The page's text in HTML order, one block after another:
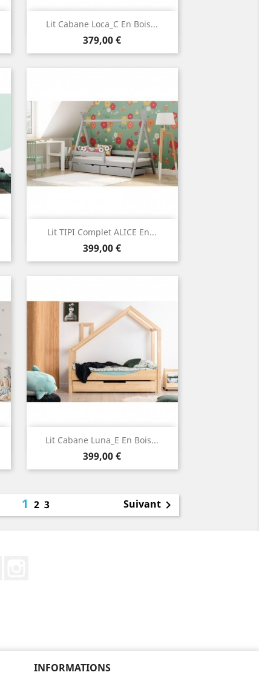
Lit Cabane Loca_C En Bois...
Prix
379,00 €
Aperçu rapide
Lit TIPI Complet ALICE En...
Prix
399,00 €
 Aperçu rapide
Lit Cabane Luna_E En Bois...
Prix
399,00 €
Aperçu rapide
1 2 3 Suivant
INFORMATIONS